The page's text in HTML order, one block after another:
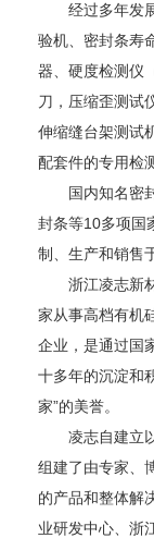
经过多年发展
验机、密封条寿
器、硬度检测仪
刀，压缩歪测试
伸缩缝台架测试
配套件的专用检
国内知名密封
封条等10多项国
制、生产和销售
浙江凌志新材
家从事高档有机
企业，是通过国
十多年的沉淀和
家”的美誉。
凌志自建立以
组建了由专家、
的产品和整体解
业研发中心、浙